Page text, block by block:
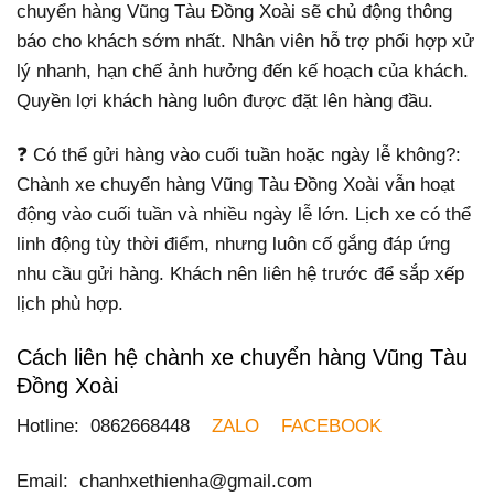
chuyển hàng Vũng Tàu Đồng Xoài sẽ chủ động thông
báo cho khách sớm nhất. Nhân viên hỗ trợ phối hợp xử
lý nhanh, hạn chế ảnh hưởng đến kế hoạch của khách.
Quyền lợi khách hàng luôn được đặt lên hàng đầu.
❓ Có thể gửi hàng vào cuối tuần hoặc ngày lễ không?:
Chành xe chuyển hàng Vũng Tàu Đồng Xoài vẫn hoạt
động vào cuối tuần và nhiều ngày lễ lớn. Lịch xe có thể
linh động tùy thời điểm, nhưng luôn cố gắng đáp ứng
nhu cầu gửi hàng. Khách nên liên hệ trước để sắp xếp
lịch phù hợp.
Cách liên hệ chành xe chuyển hàng Vũng Tàu
Đồng Xoài
Hotline: 0862668448 ZALO FACEBOOK
Email: chanhxethienha@gmail.com